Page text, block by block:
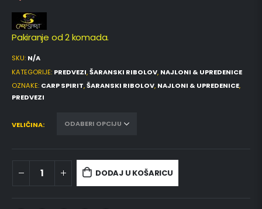
Pakiranje od 2 komada.
SKU: N/A
KATEGORIJE: PREDVEZI,ŠARANSKI RIBOLOV, NAJLONI & UPREDENICE
OZNAKE: CARP SPIRIT,ŠARANSKI RIBOLOV, NAJLONI & UPREDENICE,
PREDVEZI
VELIČINA
DODAJ U KOŠARICU